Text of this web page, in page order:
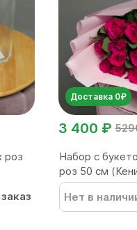
роз
Доставка 0₽
3 400 ₽
Набор с
роз 50 см
Нет в